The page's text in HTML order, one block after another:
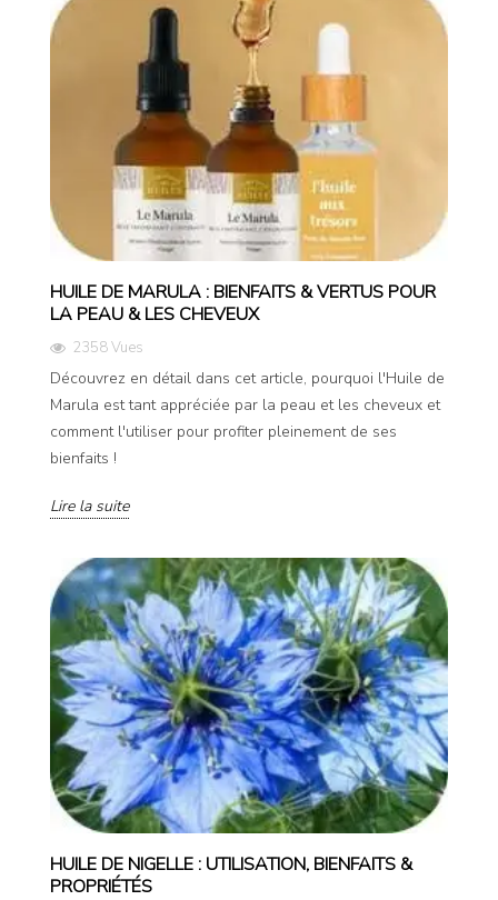
HUILE DE MARULA : BIENFAITS & VERTUS POUR
LA PEAU & LES CHEVEUX
2358 Vues
Découvrez en détail dans cet article, pourquoi l'Huile de
Marula est tant appréciée par la peau et les cheveux et
comment l'utiliser pour profiter pleinement de ses
bienfaits !
Lire la suite
HUILE DE NIGELLE : UTILISATION, BIENFAITS &
PROPRIÉTÉS